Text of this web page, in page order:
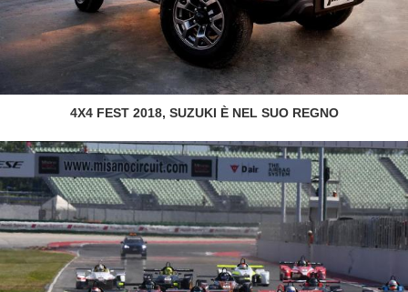
4X4 FEST 2018, SUZUKI È NEL SUO REGNO